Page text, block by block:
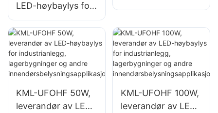
LED-høybaylys for
innendørsområder
som industrielle
fabrikkbygninger
og lagerbygninger.
flomlysleverandør
reklametavler og
store
skiltbelysninger
KML-UFOHF 50W,
leverandør av LED-
KML-UFOHF 100W,
leverandør av LED-